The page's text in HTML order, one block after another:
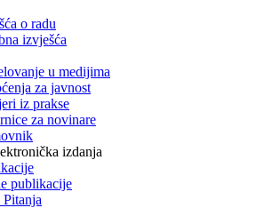
o radu
izvješća
u medijima
za javnost
iz prakse
za novinare
izdanja
publikacije
Pitanja